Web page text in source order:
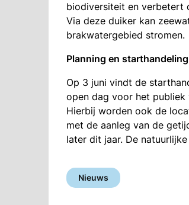
biodiversiteit en verbetert
Via deze duiker kan
brakwatergebied stromen.
Planning en starthandeling
Op 3 juni vindt de
open dag voor het
Hierbij worden ook de
met de aanleg van de
later dit jaar. De
Nieuws